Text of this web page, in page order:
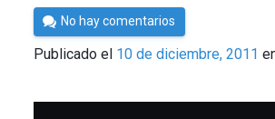
Por
Cultura
Cientifica
No hay comentarios
Publicado el 10 de diciembre, 2011